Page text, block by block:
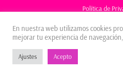
Política de
Copyright © 2026 |
En nuestra web utilizamos cookies
mejorar tu experiencia de
Ajustes Acepto